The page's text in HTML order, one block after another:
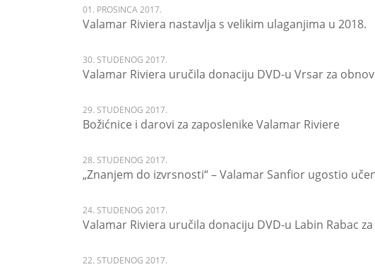
01. PROSINCA 2017.
Valamar Riviera nastavlja s velikim ulaganjima u 2018.
30. STUDENOG 2017.
Valamar Riviera uručila donaciju DVD-u Vrsar za
29. STUDENOG 2017.
Božićnice i darovi za zaposlenike Valamar Riviere
28. STUDENOG 2017.
„Znanjem do izvrsnosti“ – Valamar Sanfior ugostio
24. STUDENOG 2017.
Valamar Riviera uručila donaciju DVD-u Labin Rabac
22. STUDENOG 2017.